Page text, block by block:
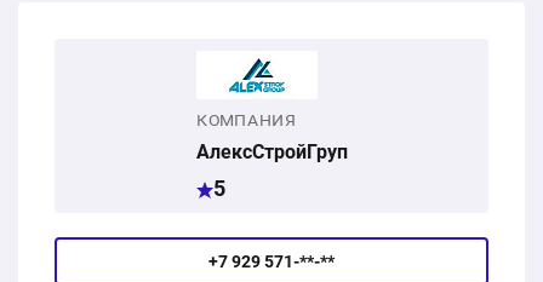
КОМПАНИЯ
АлексСтройГруп
5
+7 929 571-**-**